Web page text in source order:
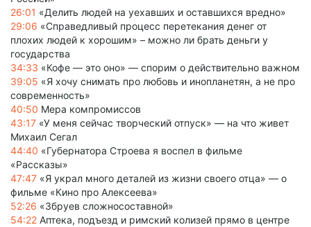
26:01 «Делить людей на уехавших и оставшихся вредно»
29:06 «Справедливый процесс перетекания денег от
плохих людей к хорошим» – можно ли брать деньги у
государства
34:33 «Кофе — это оно» — спорим о действительно важном
39:05 «Я хочу снимать про любовь и инопланетян, а не про
современность»
40:50 Мера компромиссов
43:17 «У меня сейчас творческий отпуск» — на что живет
Михаил Сегал
44:40 «Губернатора Строева я воспел в фильме
«Рассказы»
47:47 «Я украл много деталей из жизни своего отца» — о
фильме «Кино про Алексеева»
52:26 «Збруев сложносоставной»
54:22 Аптека, подъезд и римский колизей прямо в центре